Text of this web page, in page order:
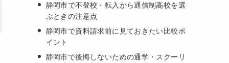
静岡市で不登校・転入から通信制高校を選
ぶときの注意点
静岡市で資料請求前に見ておきたい比較ポ
イント
静岡市で後悔しないための通学・スクーリ